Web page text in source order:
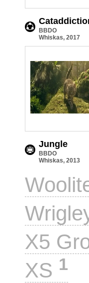
BBDO
Whiskas, 2017
Jungle
BBDO
Whiskas, 2013
X5
XS 1